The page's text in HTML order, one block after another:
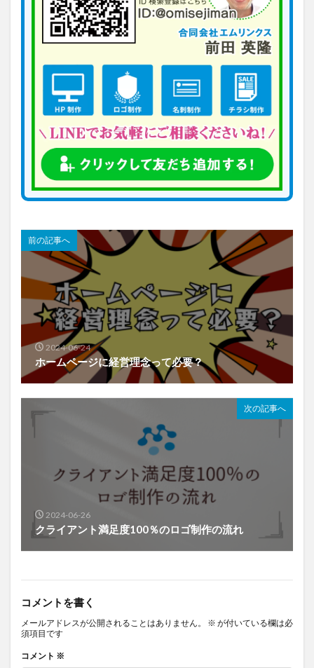
前の記事へ
2024-06-24
ホームページに経営理念って必要？
次の記事へ
2024-06-26
クライアント満足度100％のロゴ制作の流れ
コメントを書く
メールアドレスが公開されることはありません。 ※ が付いている欄は必
須項目です
コメント ※